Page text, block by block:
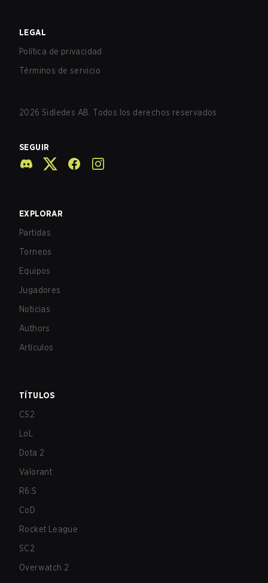
LEGAL
Política de privacidad
Términos de servicio
2026 Sidledes AB. Todos los derechos reservados.
SEGUIR
EXPLORAR
Partidas
Torneos
Equipos
Jugadores
Noticias
Authors
Artículos
TÍTULOS
CS2
LoL
Dota 2
Valorant
R6:S
CoD
Rocket League
SC2
Overwatch 2